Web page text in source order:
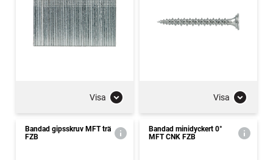
Visa Visa
Bandad gipsskruv MFT trä
FZB
Bandad minidyckert 0°
MFT CNK FZB